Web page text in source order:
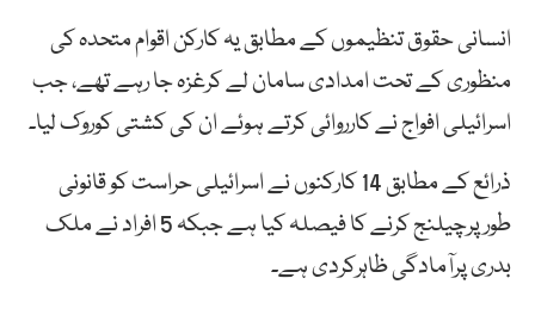
انسانی حقوق تنظیموں کے مطابق یہ کارکن اقوام متحدہ کی
منظوری کے تحت امدادی سامان لے کرغزہ جا رہے تھے، جب
اسرائیلی افواج نے کارروائی کرتے ہوئے ان کی کشتی کوروک لیا۔
ذرائع کے مطابق 14 کارکنوں نے اسرائیلی حراست کو قانونی
طورپرچیلنج کرنے کا فیصلہ کیا ہے جبکہ 5 افراد نے ملک
بدری پرآمادگی ظاہرکردی ہے۔